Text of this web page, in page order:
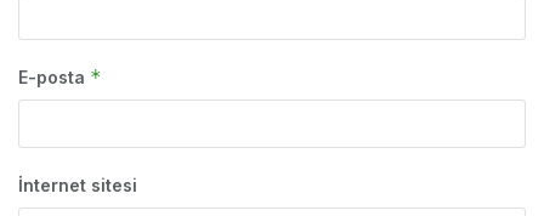
E-posta *
İnternet sitesi